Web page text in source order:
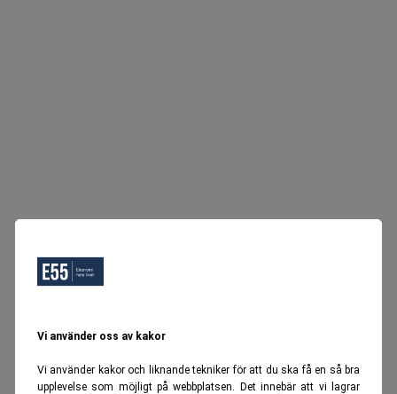
Vi använder oss av kakor
Vi använder kakor och liknande tekniker för att du ska få en så bra
upplevelse som möjligt på webbplatsen. Det innebär att vi lagrar